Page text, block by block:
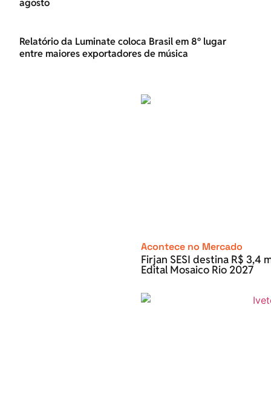
agosto
Relatório da Luminate coloca Brasil em 8º lugar
entre maiores exportadores de música
Acontece no Mercado
Firjan SESI destina R$ 3,4
Edital Mosaico Rio 2027